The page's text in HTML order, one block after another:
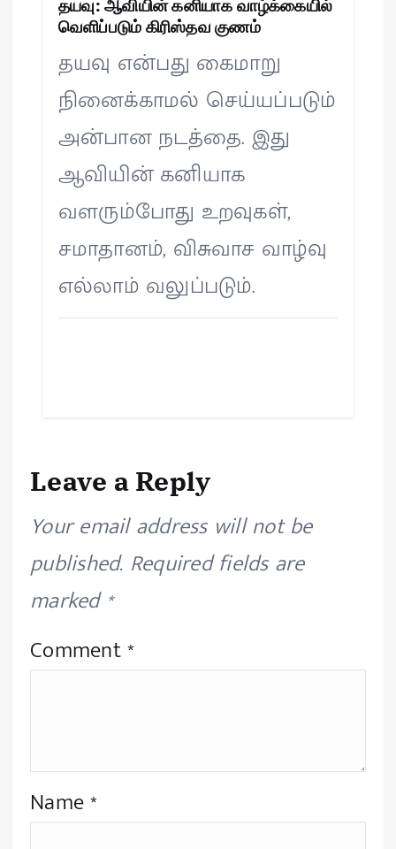
தயவு: ஆவியின் கனியாக வாழ்க்கையில்
வெளிப்படும் கிரிஸ்தவ குணம்
தயவு என்பது கைமாறு
நினைக்காமல் செய்யப்படும்
அன்பான நடத்தை. இது
ஆவியின் கனியாக
வளரும்போது உறவுகள்,
சமாதானம், விசுவாச வாழ்வு
எல்லாம் வலுப்படும்.
Leave a Reply
Your email address will not be
published. Required fields are
marked*
Comment*
Name*